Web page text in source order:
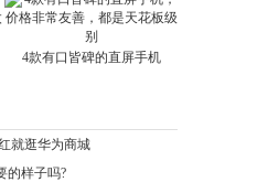
4款有口皆碑的直屏手机
就逛华为商城
的样子吗?